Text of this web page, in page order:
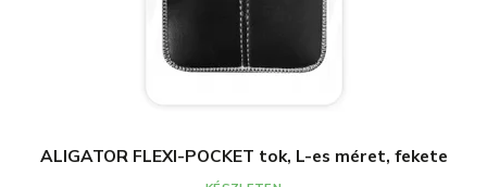
ALIGATOR FLEXI-POCKET tok, L-es méret, fekete